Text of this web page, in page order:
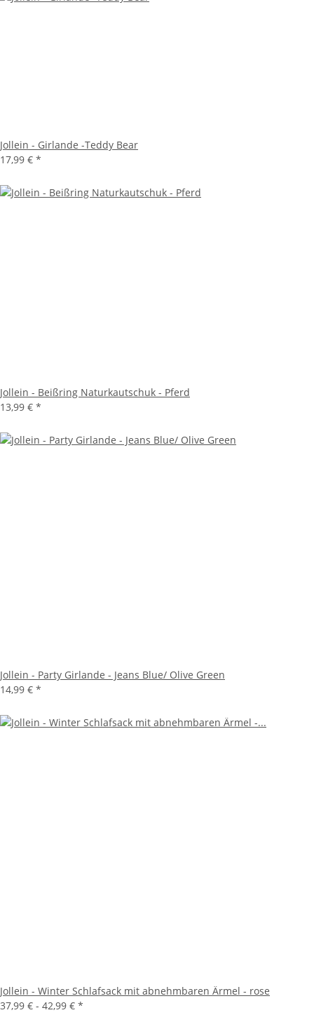
Jollein - Girlande -Teddy Bear
17,99 € *
Jollein - Beißring Naturkautschuk - Pferd
13,99 € *
Jollein - Party Girlande - Jeans Blue/ Olive Green
14,99 € *
Jollein - Winter Schlafsack mit abnehmbaren Ärmel - rose
37,99 € - 42,99 € *